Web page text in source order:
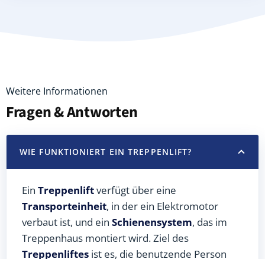
Weitere Informationen
Fragen & Antworten
WIE FUNKTIONIERT EIN TREPPENLIFT?
Ein Treppenliftverfügt über eine
Transporteinheit, in der ein Elektromotor
verbaut ist, und ein Schienensystem, das im
Treppenhaus montiert wird. Ziel des
Treppenliftes ist es, die benutzende Person